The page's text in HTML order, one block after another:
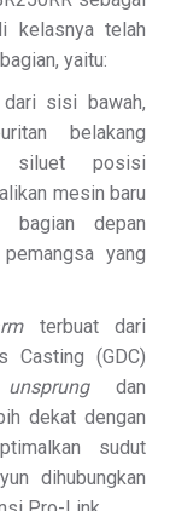
telah
yaitu:
sisi bawah,
belakang
siluet posisi
mesin baru
depan
yang
terbuat dari
Casting (GDC)
unsprungdan
dekat dengan
sudut
dihubungkan